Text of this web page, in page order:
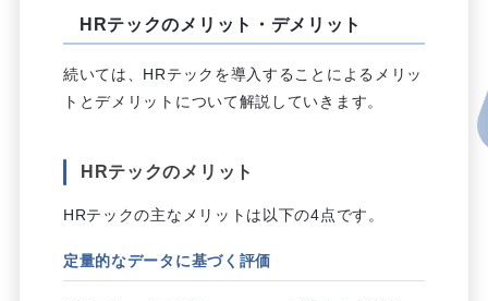
HRテックのメリット・デメリット
続いては、HRテックを導入することによるメリッ
トとデメリットについて解説していきます。
HRテックのメリット
HRテックの主なメリットは以下の4点です。
定量的なデータに基づく評価